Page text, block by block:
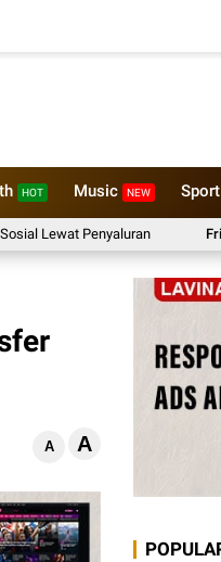
HOT Music NEW Sport
Penyaluran Paket Sembako di
A A